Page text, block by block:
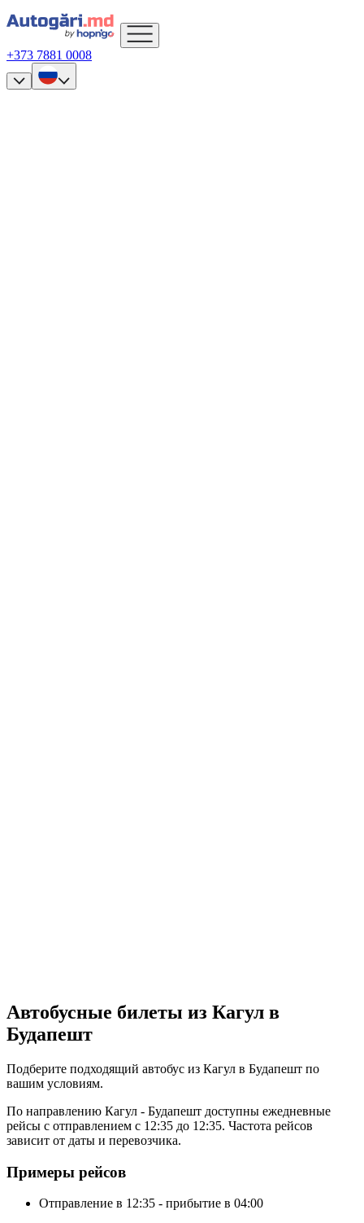
+373 7881 0008
Автобусные билеты из Кагул в
Будапешт
Подберите подходящий автобус из Кагул в Будапешт по
вашим условиям.
По направлению Кагул - Будапешт доступны ежедневные
рейсы с отправлением с 12:35 до 12:35. Частота рейсов
зависит от даты и перевозчика.
Примеры рейсов
Отправление в 12:35 - прибытие в 04:00